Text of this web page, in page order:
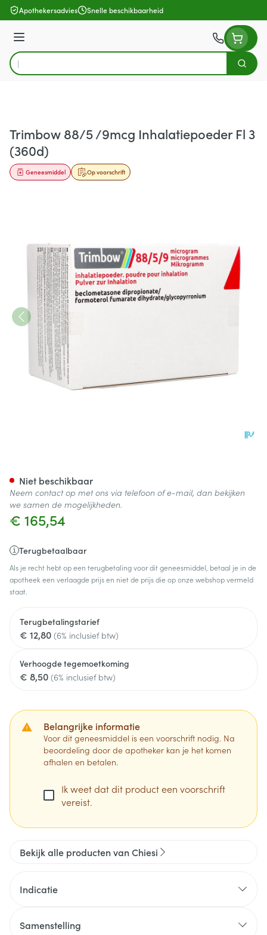
Ga naar de inhoud
Apothekersadvies Snelle beschikbaarheid
Menu
Product, merk, categorie...
Zoek
Trimbow 88/5 /9mcg Inhalatiepoeder Fl 3
(360d)
Op voorschrift
Geneesmiddel
€ 165,54
Terugbetaalbaar
Als je recht hebt op een terugbetaling voor dit geneesmiddel, betaal je in de
apotheek een verlaagde prijs en niet de prijs die op onze webshop vermeld
staat.
Terugbetalingstarief
€ 12,80 (6% inclusief btw)
Verhoogde tegemoetkoming
€ 8,50 (6% inclusief btw)
Belangrijke informatie
Voor dit geneesmiddel is een voorschrift nodig. Na
beoordeling door de apotheker kan je het komen
afhalen en betalen.
Ik weet dat dit product een voorschrift
vereist.
Niet beschikbaar
Neem contact op met ons via telefoon of e-mail, dan bekijken
we samen de mogelijkheden.
Bekijk alle producten van Chiesi
Indicatie
Samenstelling